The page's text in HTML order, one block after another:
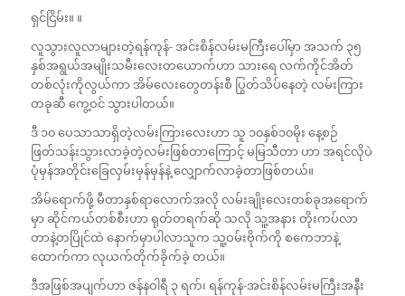
ရှင်ငြိမ်း။ ။
လူသွားလူလာများတဲ့ရန်ကုန်- အင်းစိန်လမ်းမကြီးပေါ်မှာ အသက် ၃၅
နှစ်အရွယ်အမျိုးသမီးလေးတယောက်ဟာ သားရေ လက်ကိုင်အိတ်
တစ်လုံးကိုလွယ်ကာ အိမ်လေးတွေတန်းစီ ပြွတ်သိပ်နေတဲ့ လမ်းကြား
တခုဆီ ကွေ့ဝင် သွားပါတယ်။
ဒီ ၁၀ ပေသာသာရှိတဲ့လမ်းကြားလေးဟာ သူ ၁၀နှစ်၁၀မိုး နေ့စဉ်
ဖြတ်သန်းသွားလာခဲ့တဲ့လမ်းဖြစ်တာကြောင့် မမြသီတာ ဟာ အရင်လိုပဲ
ပုံမှန်အတိုင်းခြေလှမ်းမှန်မှန်နဲ့ လျှောက်လာခဲ့တာဖြစ်တယ်။
အိမ်ရောက်ဖို့ မီတာနှစ်ရာလောက်အလို လမ်းချိုးလေးတစ်ခုအရောက်
မှာ ဆိုင်ကယ်တစ်စီးဟာ ရုတ်တရက်ဆို သလို သူ့အနား တိုးကပ်လာ
တာနဲ့တပြိုင်ထဲ နောက်မှာပါလာသူက သူ့ဝမ်းဗိုက်ကို စကေဘာနဲ့
ထောက်ကာ လုယက်တိုက်ခိုက်ခဲ့ တယ်။
ဒီအဖြစ်အပျက်ဟာ ဇန်နဝါရီ ၃ ရက်၊ ရန်ကုန်-အင်းစိန်လမ်းမကြီးအနီး